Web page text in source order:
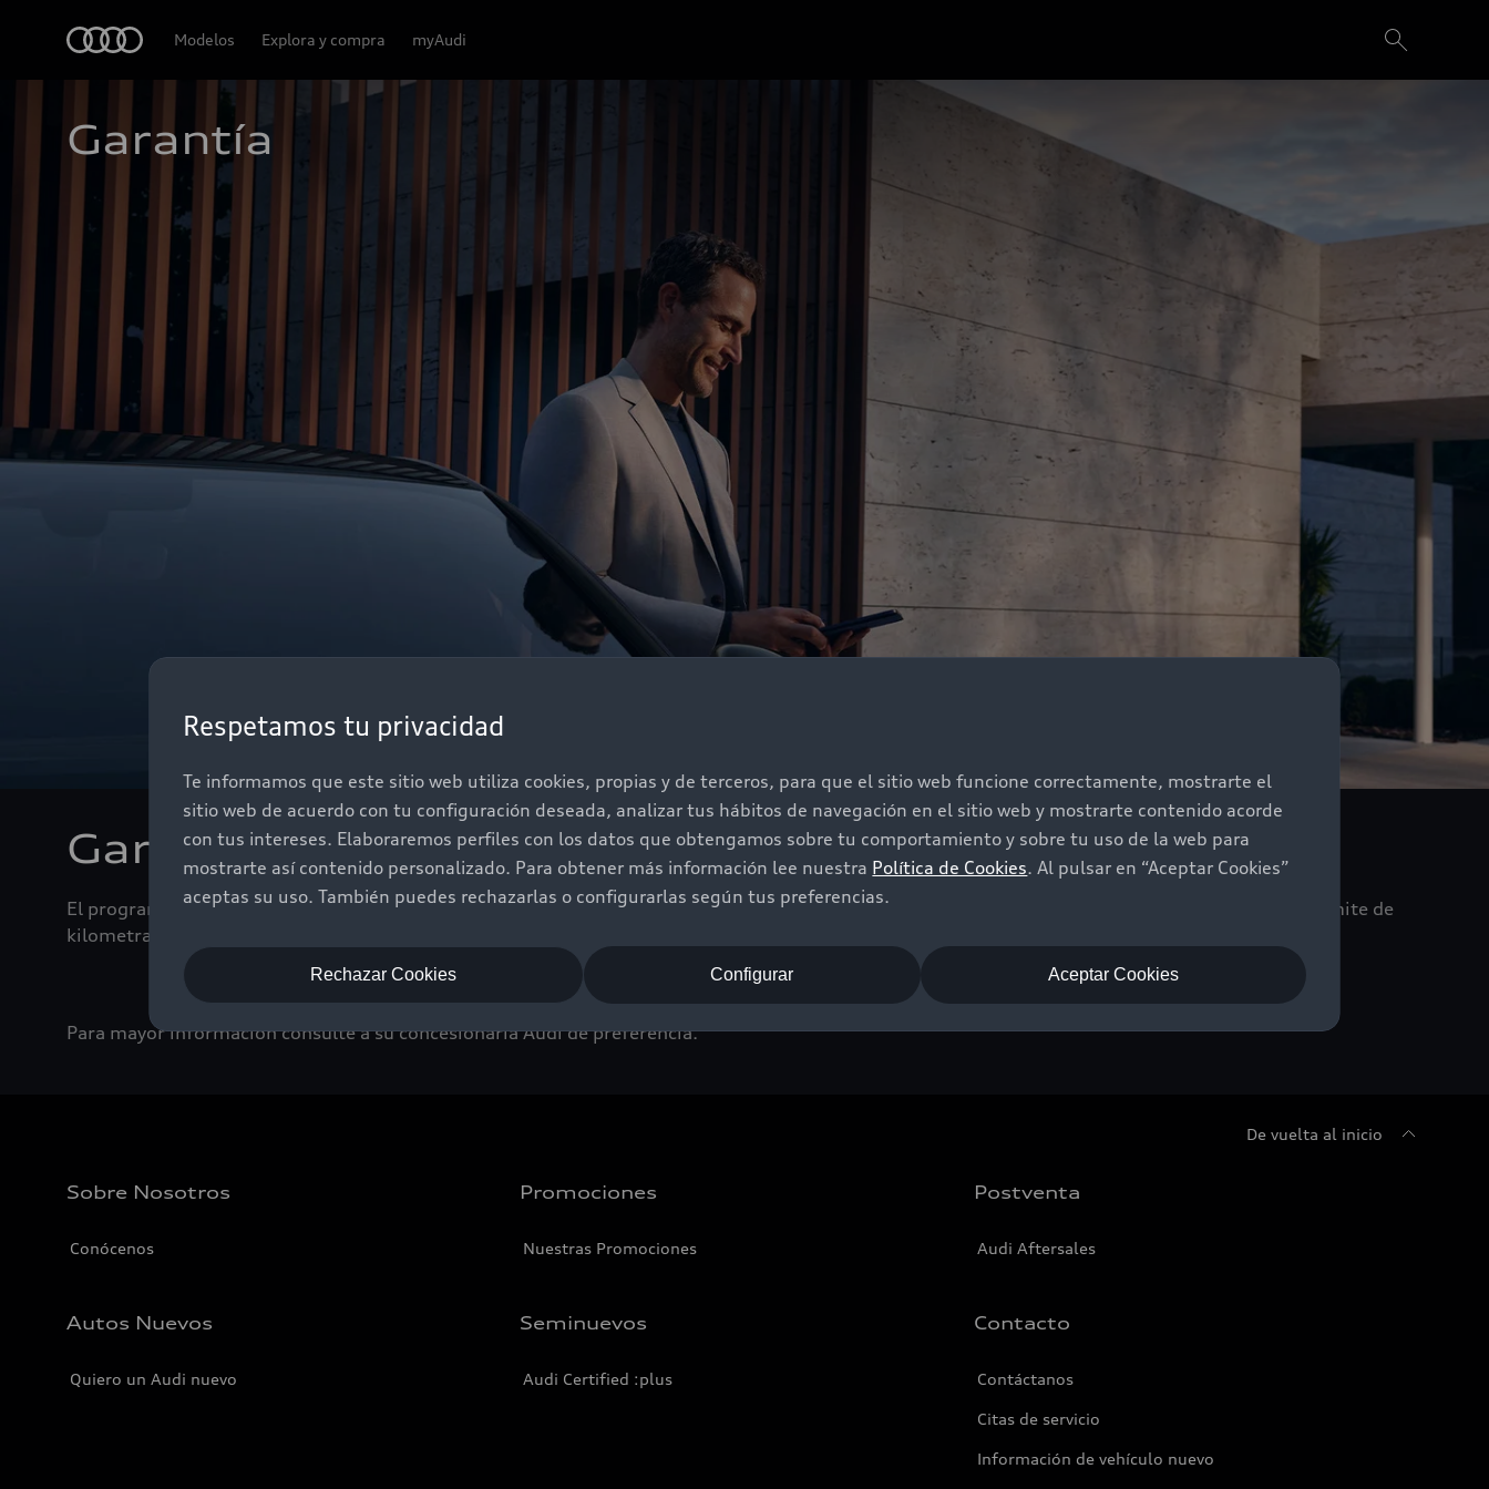
Respetamos tu privacidad
Te informamos que este sitio web utiliza cookies, propias y de terceros, para que el sitio web funcione correctamente, mostrarte el
sitio web de acuerdo con tu configuración deseada, analizar tus hábitos de navegación en el sitio web y mostrarte contenido acorde
con tus intereses. Elaboraremos perfiles con los datos que obtengamos sobre tu comportamiento y sobre tu uso de la web para
mostrarte así contenido personalizado. Para obtener más información lee nuestra Política de Cookies. Al pulsar en “Aceptar Cookies”
aceptas su uso. También puedes rechazarlas o configurarlas según tus preferencias.
Aceptar Cookies
Rechazar Cookies Configurar
Modelos Explora y compra myAudi
Garantía
Garantía Audi
El programa Audi Plus cuenta con más de diez años de experiencia y el cual también te ofrece una cobertura de garantía de tu auto de 2 años sin límite de
kilometraje + 1 año adicional o 90,000 km (lo primero que ocurra).
Para mayor información consulte a su concesionaria Audi de preferencia.
De vuelta al inicio
Sobre Nosotros
Conócenos
Promociones
Nuestras Promociones
Postventa
Audi Aftersales
Autos Nuevos
Quiero un Audi nuevo
Seminuevos
Audi Certified :plus
Contacto
Contáctanos
Citas de servicio
Información de vehículo nuevo